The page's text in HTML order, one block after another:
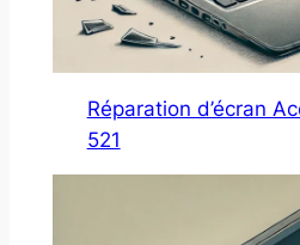
Réparation d’écran
521